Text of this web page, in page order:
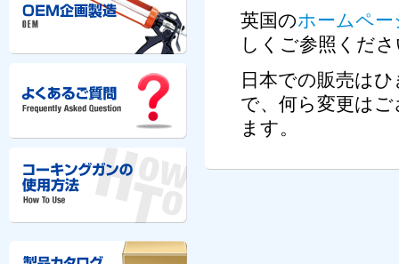
英国のホームペー
しくご参照くだ
日本での販売は
で、何ら変更は
ます。